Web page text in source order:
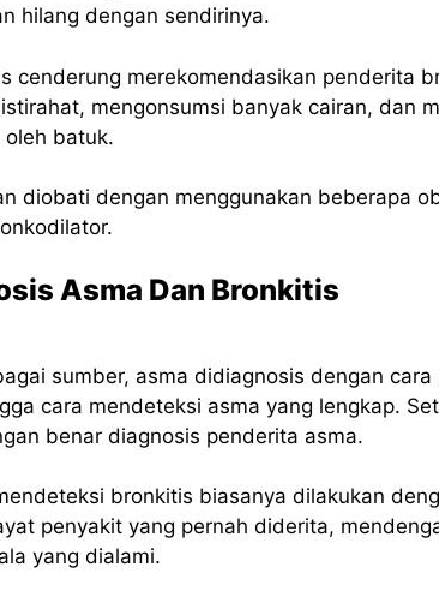
hilang dengan sendirinya.
cenderung merekomendasikan penderita
mengonsumsi banyak cairan, dan
batuk.
diobati dengan menggunakan beberapa
Asma Dan Bronkitis
sumber, asma didiagnosis dengan cara
cara mendeteksi asma yang lengkap.
benar diagnosis penderita asma.
bronkitis biasanya dilakukan
penyakit yang pernah diderita,
yang dialami.